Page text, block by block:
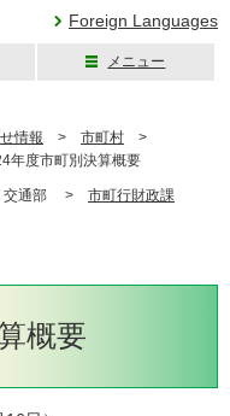
Foreign Languages
メニュー
情報 > 市町村 >
年度市町別決算概要
交通部 > 市町行財政課
概要